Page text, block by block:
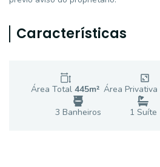
Características
Área Total 445m² Área Privativa
3 Banheiros 1 Suíte